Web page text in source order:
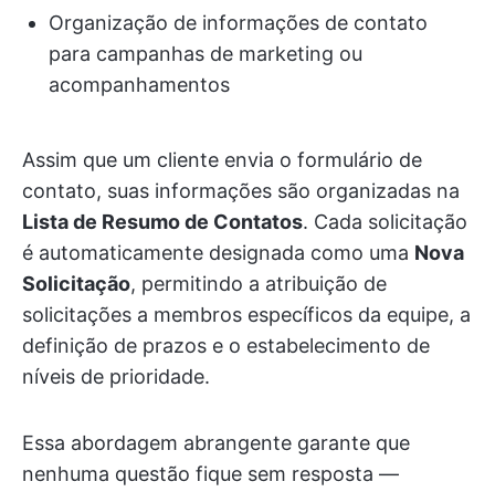
Organização de informações de contato
para campanhas de marketing ou
acompanhamentos
Assim que um cliente envia o formulário de
contato, suas informações são organizadas na
Lista de Resumo de Contatos. Cada solicitação
é automaticamente designada como uma Nova
Solicitação, permitindo a atribuição de
solicitações a membros específicos da equipe, a
definição de prazos e o estabelecimento de
níveis de prioridade.
Essa abordagem abrangente garante que
nenhuma questão fique sem resposta —